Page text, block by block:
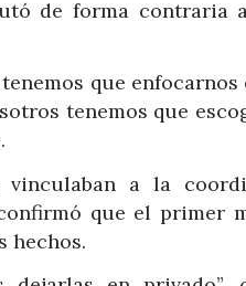
de forma contraria
que enfocarnos
tenemos que
a la
que el primer
hechos.